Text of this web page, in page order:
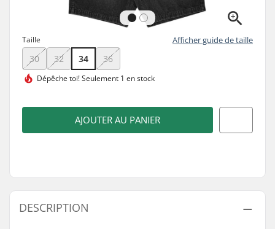
Taille Afficher guide de taille
30 32 34 36
Dépêche toi!Seulement 1 en stock
AJOUTER AU PANIER
DESCRIPTION